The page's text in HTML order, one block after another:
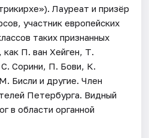
Лауреат и призёр
участник европейских
таких признанных
как П. ван Хейген, Т.
Сорини, П. Бови, К.
Бисли и другие. Член
Петербурга. Видный
в области органной